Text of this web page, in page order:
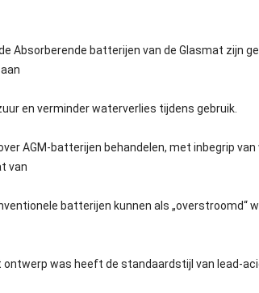
Absorberende batterijen van de Glasmat zijn
en verminder waterverlies tijdens gebruik.
AGM-batterijen behandelen, met inbegrip
van
batterijen kunnen als „overstroomd“
was heeft de standaardstijl van lead-